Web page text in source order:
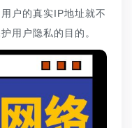
户的真实IP地址就不
用户隐私的目的。